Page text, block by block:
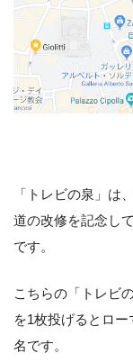
「トレビの泉」は
道の改修を記念し
です。
こちらの「トレビ
を1枚投げるとロ
名です。